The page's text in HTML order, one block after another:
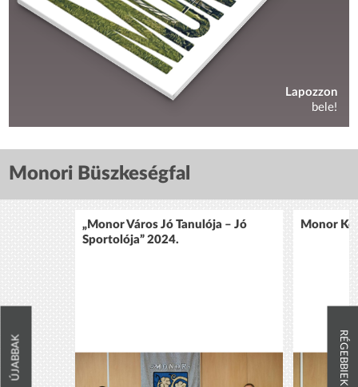
Lapozzon
bele!
Monori Büszkeségfal
ÚJABBAK
„Monor Város Jó Tanulója – Jó
Sportolója” 2024.
Monor
RÉGEBBIEK